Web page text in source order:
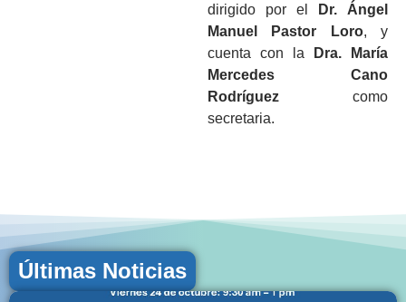
dirigido por el
Dr. Ángel
Manuel Pastor Loro, y
cuenta con la
Dra. María
Mercedes Cano
Rodríguezcomo
secretaria.
Últimas Noticias